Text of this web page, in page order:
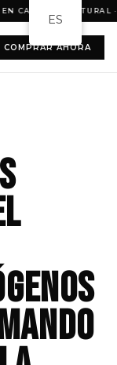
· VEGANO ·
COMPRAR AHORA
ES